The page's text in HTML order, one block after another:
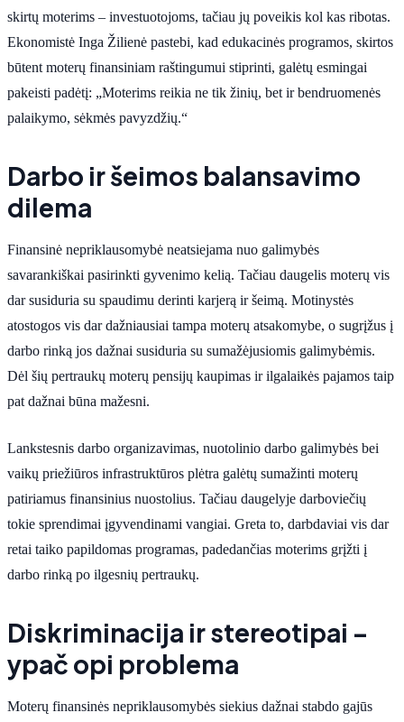
skirtų moterims – investuotojoms, tačiau jų poveikis kol kas ribotas.
Ekonomistė Inga Žilienė pastebi, kad edukacinės programos, skirtos
būtent moterų finansiniam raštingumui stiprinti, galėtų esmingai
pakeisti padėtį: „Moterims reikia ne tik žinių, bet ir bendruomenės
palaikymo, sėkmės pavyzdžių.“
Darbo ir šeimos balansavimo
dilema
Finansinė nepriklausomybė neatsiejama nuo galimybės
savarankiškai pasirinkti gyvenimo kelią. Tačiau daugelis moterų vis
dar susiduria su spaudimu derinti karjerą ir šeimą. Motinystės
atostogos vis dar dažniausiai tampa moterų atsakomybe, o sugrįžus į
darbo rinką jos dažnai susiduria su sumažėjusiomis galimybėmis.
Dėl šių pertraukų moterų pensijų kaupimas ir ilgalaikės pajamos taip
pat dažnai būna mažesni.
Lankstesnis darbo organizavimas, nuotolinio darbo galimybės bei
vaikų priežiūros infrastruktūros plėtra galėtų sumažinti moterų
patiriamus finansinius nuostolius. Tačiau daugelyje darboviečių
tokie sprendimai įgyvendinami vangiai. Greta to, darbdaviai vis dar
retai taiko papildomas programas, padedančias moterims grįžti į
darbo rinką po ilgesnių pertraukų.
Diskriminacija ir stereotipai –
ypač opi problema
Moterų finansinės nepriklausomybės siekius dažnai stabdo gajūs